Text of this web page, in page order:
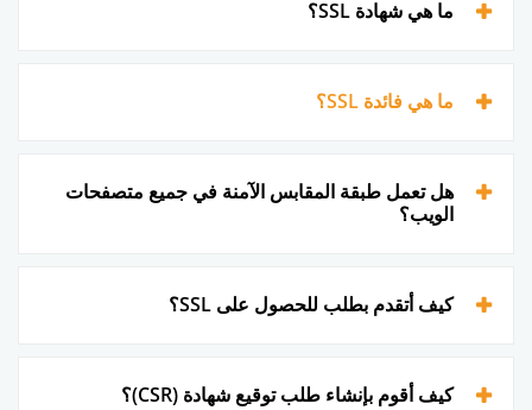
ما هي شهادة SSL؟
ما هي فائدة SSL؟
هل تعمل طبقة المقابس الآمنة في جميع متصفحات
الويب؟
كيف أتقدم بطلب للحصول على SSL؟
كيف أقوم بإنشاء طلب توقيع شهادة (CSR)؟